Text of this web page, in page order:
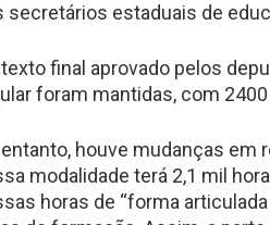
secretários estaduais de
final aprovado pelos
foram mantidas, com
houve mudanças em
modalidade terá 2,1 mil
horas de “forma